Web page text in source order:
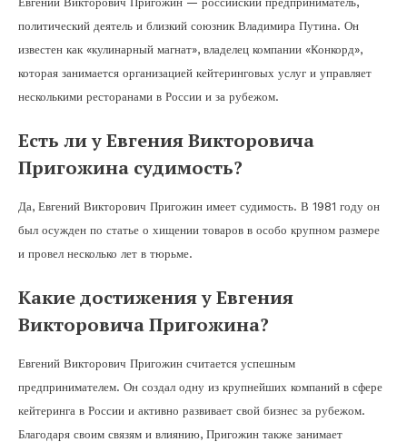
политический деятель и близкий союзник Владимира Путина. Он
известен как «кулинарный магнат», владелец компании «Конкорд»,
которая занимается организацией кейтеринговых услуг и управляет
несколькими ресторанами в России и за рубежом.
Есть ли у Евгения Викторовича
Пригожина судимость?
Да, Евгений Викторович Пригожин имеет судимость. В 1981 году он
был осужден по статье о хищении товаров в особо крупном размере
и провел несколько лет в тюрьме.
Какие достижения у Евгения
Викторовича Пригожина?
Евгений Викторович Пригожин считается успешным
предпринимателем. Он создал одну из крупнейших компаний в сфере
кейтеринга в России и активно развивает свой бизнес за рубежом.
Благодаря своим связям и влиянию, Пригожин также занимает